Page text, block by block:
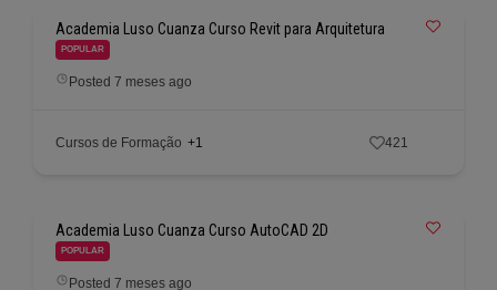
Academia Luso Cuanza Curso Revit para Arquitetura
POPULAR
Posted 7 meses ago
Cursos de Formação +1 421
Academia Luso Cuanza Curso AutoCAD 2D
POPULAR
Posted 7 meses ago